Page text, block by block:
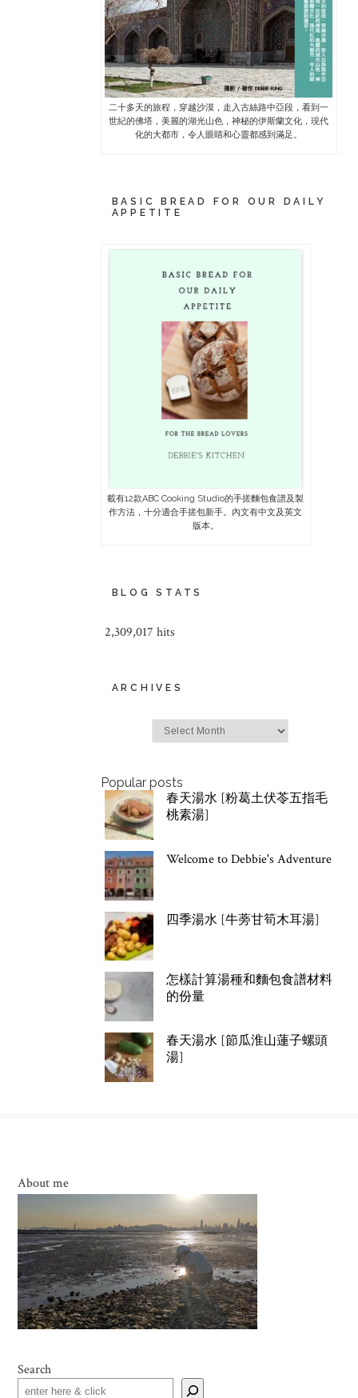
二十多天的旅程，穿越沙漠，走入古絲路中亞段，看到一
世紀的佛塔，美麗的湖光山色，神秘的伊斯蘭文化，現代
化的大都市，令人眼睛和心靈都感到滿足。
BASIC BREAD FOR OUR DAILY
APPETITE
載有12款ABC Cooking Studio的手搓麵包食譜及製
作方法，十分適合手搓包新手。內文有中文及英文
版本。
BLOG STATS
2,309,017 hits
ARCHIVES
Popular posts
春天湯水 [粉葛土伏苓五指毛
桃素湯]
Welcome to Debbie's Adventure
四季湯水 [牛蒡甘筍木耳湯]
怎樣計算湯種和麵包食譜材料
的份量
春天湯水 [節瓜淮山蓮子螺頭
湯]
About me
Search